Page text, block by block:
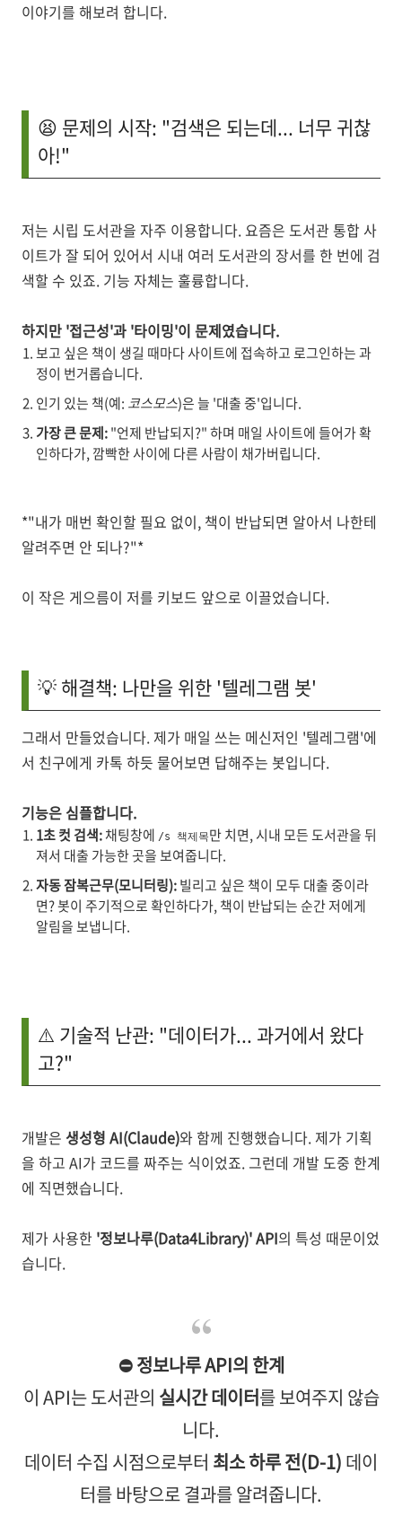
이야기를 해보려 합니다.
😫 문제의 시작: "검색은 되는데... 너무 귀찮
아!"
저는 시립 도서관을 자주 이용합니다. 요즘은 도서관 통합 사
이트가 잘 되어 있어서 시내 여러 도서관의 장서를 한 번에 검
색할 수 있죠. 기능 자체는 훌륭합니다.
하지만 '접근성'과 '타이밍'이 문제였습니다.
보고 싶은 책이 생길 때마다 사이트에 접속하고 로그인하는 과
정이 번거롭습니다.
인기 있는 책(예: 코스모스)은 늘 '대출 중'입니다.
가장 큰 문제:"언제 반납되지?" 하며 매일 사이트에 들어가 확
인하다가, 깜빡한 사이에 다른 사람이 채가버립니다.
*"내가 매번 확인할 필요 없이, 책이 반납되면 알아서 나한테
알려주면 안 되나?"*
이 작은 게으름이 저를 키보드 앞으로 이끌었습니다.
💡 해결책: 나만을 위한 '텔레그램 봇'
그래서 만들었습니다. 제가 매일 쓰는 메신저인 '텔레그램'에
서 친구에게 카톡 하듯 물어보면 답해주는 봇입니다.
기능은 심플합니다.
1초 컷 검색:채팅창에 /s 책제목만 치면, 시내 모든 도서관을 뒤
져서 대출 가능한 곳을 보여줍니다.
자동 잠복근무(모니터링):빌리고 싶은 책이 모두 대출 중이라
면? 봇이 주기적으로 확인하다가, 책이 반납되는 순간 저에게
알림을 보냅니다.
⚠️ 기술적 난관: "데이터가... 과거에서 왔다
고?"
개발은 생성형 AI(Claude)와 함께 진행했습니다. 제가 기획
을 하고 AI가 코드를 짜주는 식이었죠. 그런데 개발 도중 한계
에 직면했습니다.
제가 사용한 '정보나루(Data4Library)' API의 특성 때문이었
습니다.
⛔ 정보나루 API의 한계
이 API는 도서관의 실시간 데이터를 보여주지 않습
니다.
데이터 수집 시점으로부터 최소 하루 전(D-1) 데이
터를 바탕으로 결과를 알려줍니다.